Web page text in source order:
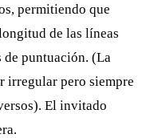
permitiendo que
de las líneas
de puntuación. (La
irregular pero siempre
El invitado